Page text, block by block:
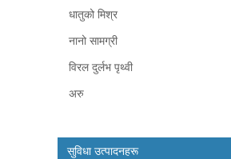
धातुको मिश्र
नानो सामग्री
विरल दुर्लभ पृथ्वी
अरु
सुविधा उत्पादनहरू